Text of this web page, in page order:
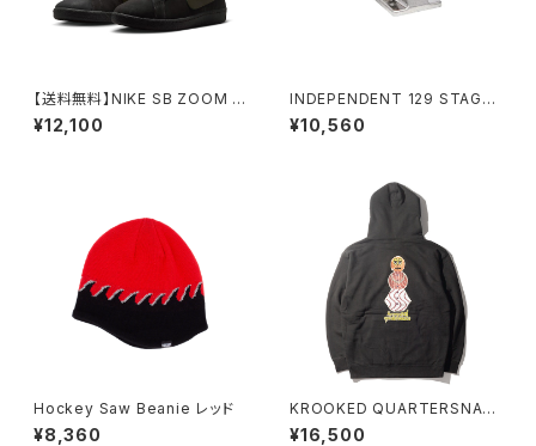
【送料無料】NIKE SB ZOOM T
ENNIS CLASSIC DEEP PEW
TER ナイキエスビー ズーム テ
¥12,100
INDEPENDENT 129 STAGE
11 POLISHED MID SKATEB
OARD TRUCKS インディペン
¥10,560
Hockey Saw Beanie レッド
¥8,360
KROOKED QUARTERSNAC
KS SNACKMAN HOODIE
¥16,500